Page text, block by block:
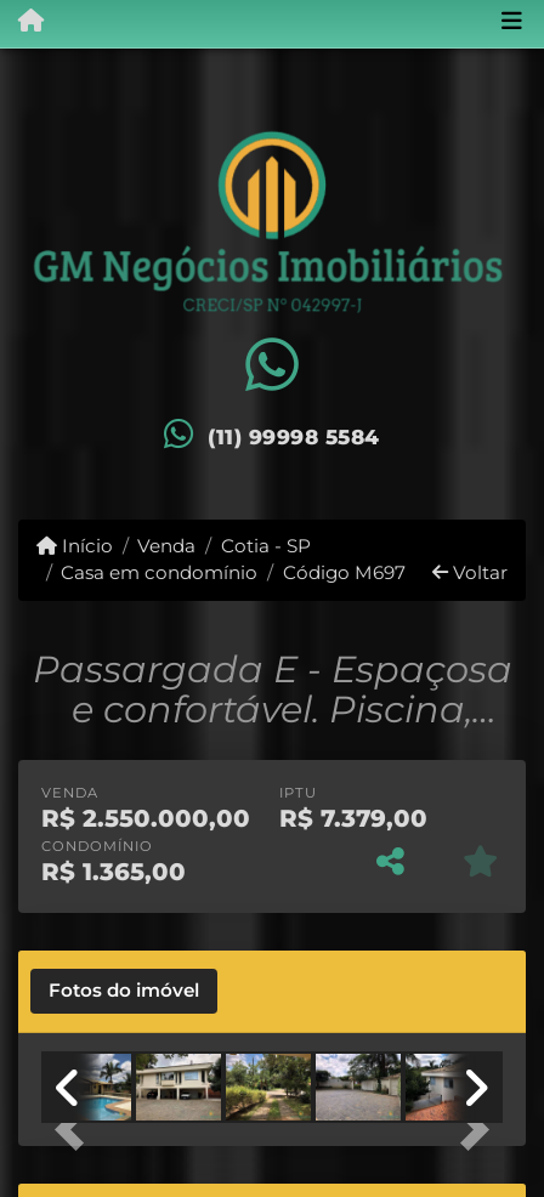
(11) 99998 5584
Início Venda
Cotia - SP
Casa em condomínio
Código M697 Voltar
Passargada E - Espaçosa
e confortável. Piscina,
gourmet e campinho!
VENDA
R$ 2.550.000,00
IPTU
R$ 7.379,00
CONDOMÍNIO
R$ 1.365,00
Fotos do imóvel
Previous Next